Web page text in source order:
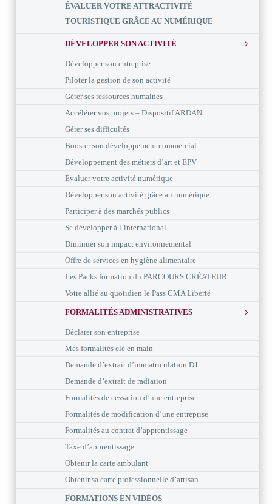
ÉVALUER VOTRE ATTRACTIVITÉ
TOURISTIQUE GRÂCE AU NUMÉRIQUE
DÉVELOPPER SON ACTIVITÉ
Développer son entreprise
Piloter la gestion de son activité
Gérer ses ressources humaines
Accélérer vos projets – Dispositif ARDAN
Gérer ses difficultés
Booster son développement commercial
Développement des métiers d’art et EPV
Évaluer votre activité numérique
Développer son activité grâce au numérique
Participer à des marchés publics
Se développer à l’international
Diminuer son impact environnemental
Offre de services en hygiène alimentaire
Les Packs formation du PARCOURS CRÉATEUR
Votre allié au quotidien le Pass CMA Liberté
FORMALITÉS ADMINISTRATIVES
Déclarer son entreprise
Mes formalités clé en main
Demande d’extrait d’immatriculation D1
Demande d’extrait de radiation
Formalités de cessation d’une entreprise
Formalités de modification d’une entreprise
Formalités au contrat d’apprentissage
Taxe d’apprentissage
Obtenir la carte ambulant
Obtenir sa carte professionnelle d’artisan
FORMATIONS EN VIDÉOS